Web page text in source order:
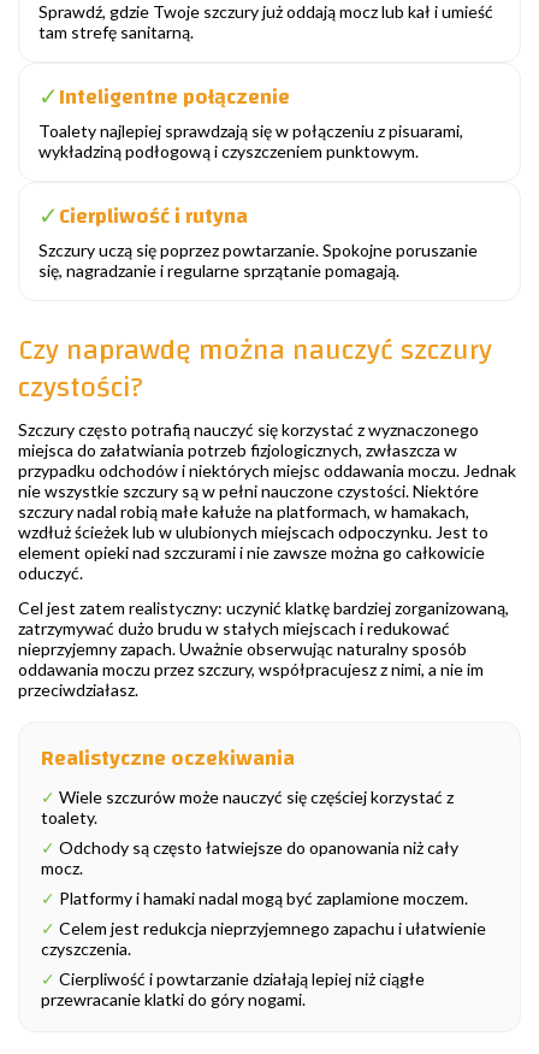
Sprawdź, gdzie Twoje szczury już oddają mocz lub kał i umieść
tam strefę sanitarną.
✓Inteligentne połączenie
Toalety najlepiej sprawdzają się w połączeniu z pisuarami,
wykładziną podłogową i czyszczeniem punktowym.
✓Cierpliwość i rutyna
Szczury uczą się poprzez powtarzanie. Spokojne poruszanie
się, nagradzanie i regularne sprzątanie pomagają.
Czy naprawdę można nauczyć szczury
czystości?
Szczury często potrafią nauczyć się korzystać z wyznaczonego
miejsca do załatwiania potrzeb fizjologicznych, zwłaszcza w
przypadku odchodów i niektórych miejsc oddawania moczu. Jednak
nie wszystkie szczury są w pełni nauczone czystości. Niektóre
szczury nadal robią małe kałuże na platformach, w hamakach,
wzdłuż ścieżek lub w ulubionych miejscach odpoczynku. Jest to
element opieki nad szczurami i nie zawsze można go całkowicie
oduczyć.
Cel jest zatem realistyczny: uczynić klatkę bardziej zorganizowaną,
zatrzymywać dużo brudu w stałych miejscach i redukować
nieprzyjemny zapach. Uważnie obserwując naturalny sposób
oddawania moczu przez szczury, współpracujesz z nimi, a nie im
przeciwdziałasz.
Realistyczne oczekiwania
✓ Wiele szczurów może nauczyć się częściej korzystać z
toalety.
✓ Odchody są często łatwiejsze do opanowania niż cały
mocz.
✓ Platformy i hamaki nadal mogą być zaplamione moczem.
✓ Celem jest redukcja nieprzyjemnego zapachu i ułatwienie
czyszczenia.
✓ Cierpliwość i powtarzanie działają lepiej niż ciągłe
przewracanie klatki do góry nogami.